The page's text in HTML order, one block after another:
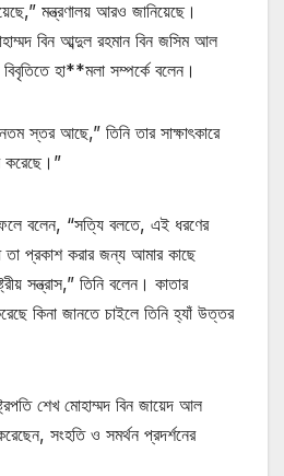
মন্ত্রণালয় আরও জানিয়েছে।
বিন আব্দুল রহমান বিন জসিম আল
হা**মলা সম্পর্কে বলেন।
স্তর আছে,” তিনি তার সাক্ষাৎকারে
করেছে।”
ফেলে বলেন, “সত্যি বলতে, এই ধরণের
তা প্রকাশ করার জন্য আমার কাছে
সন্ত্রাস,” তিনি বলেন। কাতার
কিনা জানতে চাইলে তিনি হ্যাঁ উত্তর
শেখ মোহাম্মদ বিন জায়েদ আল
সংহতি ও সমর্থন প্রদর্শনের